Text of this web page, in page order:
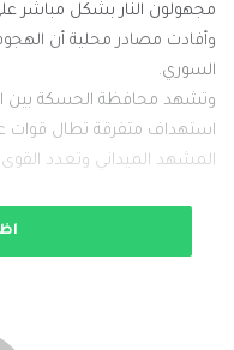
مجهولون النار بشكل مباشر على
السوري.
وتشهد محافظة الحسكة بين
استهداف متفرقة تطال قوات
المشهد الميداني وتعدد